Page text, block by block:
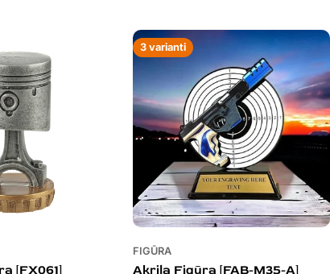
[FX061]
3 varianti
FIGŪRA
Akrila Figūra [FAB-M35-A]